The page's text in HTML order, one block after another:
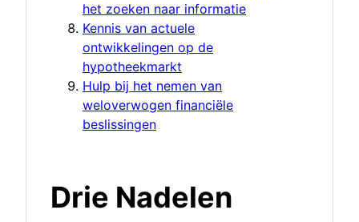
het zoeken naar informatie
Kennis van actuele
ontwikkelingen op de
hypotheekmarkt
Hulp bij het nemen van
weloverwogen financiële
beslissingen
Drie Nadelen